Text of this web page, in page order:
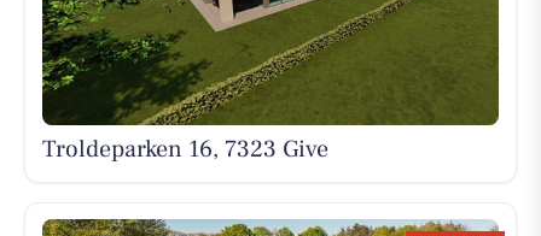
Troldeparken 16, 7323 Give